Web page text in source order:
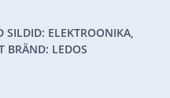
SILDID: ELEKTROONIKA
BRÄND: LEDOS